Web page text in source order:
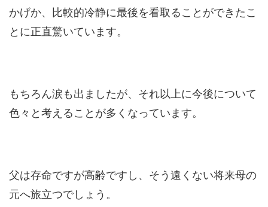
かげか、比較的冷静に最後を看取ることができたこ
とに正直驚いています。
もちろん涙も出ましたが、それ以上に今後について
色々と考えることが多くなっています。
父は存命ですが高齢ですし、そう遠くない将来母の
元へ旅立つでしょう。